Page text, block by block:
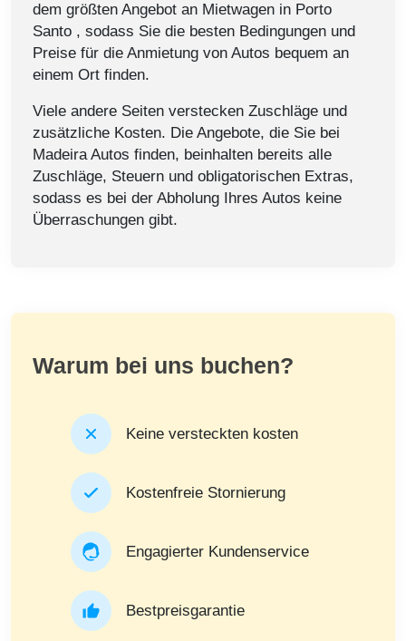
dem größten Angebot an Mietwagen in Porto
Santo , sodass Sie die besten Bedingungen und
Preise für die Anmietung von Autos bequem an
einem Ort finden.
Viele andere Seiten verstecken Zuschläge und
zusätzliche Kosten. Die Angebote, die Sie bei
Madeira Autos finden, beinhalten bereits alle
Zuschläge, Steuern und obligatorischen Extras,
sodass es bei der Abholung Ihres Autos keine
Überraschungen gibt.
Warum bei uns buchen?
Keine versteckten kosten
Kostenfreie Stornierung
Engagierter Kundenservice
Bestpreisgarantie